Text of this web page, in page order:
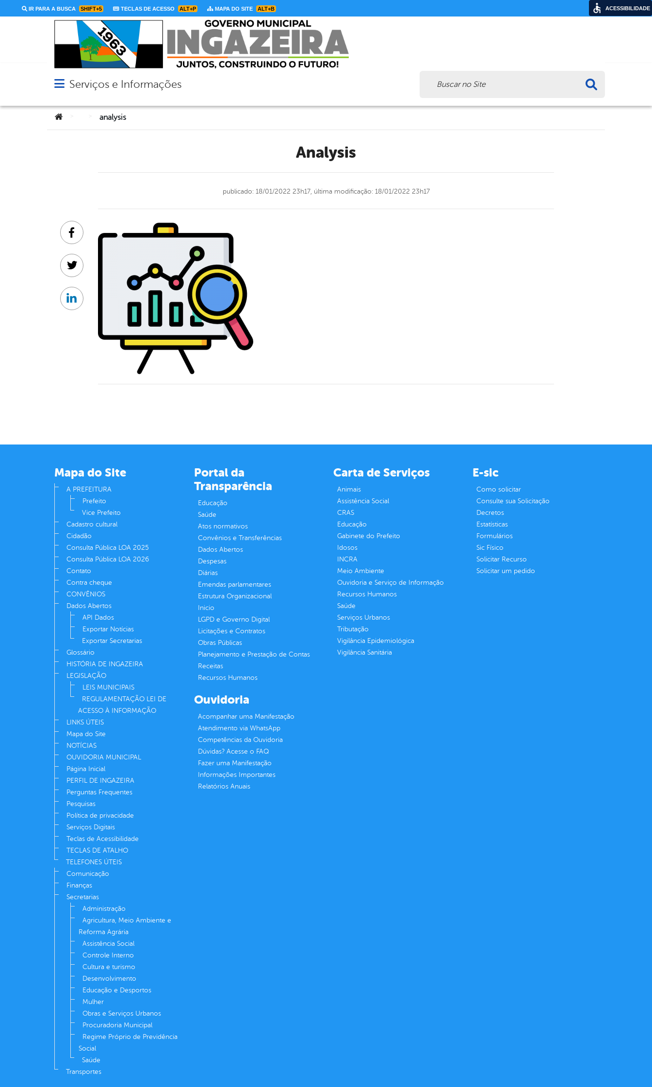
IR PARA A BUSCA SHIFT+5 TECLAS DE ACESSO ALT+P MAPA DO SITE ALT+B
Abrir menu principal de navegação
Serviços e Informações
Você está aqui:analysis
analysis
publicado: 18/01/2022 23h17, última modificação: 18/01/2022 23h17
Facebook
Twitter
Linkedin
Mapa do Site
A PREFEITURA
Prefeito
Vice Prefeito
Cadastro cultural
Cidadão
Consulta Pública LOA 2025
Consulta Pública LOA 2026
Contato
Contra cheque
CONVÊNIOS
Dados Abertos
API Dados
Exportar Notícias
Exportar Secretarias
Glossário
HISTÓRIA DE INGAZEIRA
LEGISLAÇÃO
LEIS MUNICIPAIS
REGULAMENTAÇÃO LEI DE
ACESSO À INFORMAÇÃO
LINKS ÚTEIS
Mapa do Site
NOTÍCIAS
OUVIDORIA MUNICIPAL
Página Inicial
PERFIL DE INGAZEIRA
Perguntas Frequentes
Pesquisas
Política de privacidade
Serviços Digitais
Teclas de Acessibilidade
TECLAS DE ATALHO
TELEFONES ÚTEIS
Comunicação
Finanças
Secretarias
Administração
Agricultura, Meio Ambiente e
Reforma Agrária
Assistência Social
Controle Interno
Cultura e turismo
Desenvolvimento
Educação e Desportos
Mulher
Obras e Serviços Urbanos
Procuradoria Municipal
Regime Próprio de Previdência
Social
Saúde
Transportes
Portal da
Transparência
Educação
Saúde
Atos normativos
Convênios e Transferências
Dados Abertos
Despesas
Diárias
Emendas parlamentares
Estrutura Organizacional
Inicio
LGPD e Governo Digital
Licitações e Contratos
Obras Públicas
Planejamento e Prestação de Contas
Receitas
Recursos Humanos
Carta de Serviços
Animais
Assistência Social
CRAS
Educação
Gabinete do Prefeito
Idosos
INCRA
Meio Ambiente
Ouvidoria e Serviço de Informação
Recursos Humanos
Saúde
Serviços Urbanos
Tributação
Vigilância Epidemiológica
Vigilância Sanitária
E-sic
Como solicitar
Consulte sua Solicitação
Decretos
Estatísticas
Formulários
Sic Físico
Solicitar Recurso
Solicitar um pedido
Ouvidoria
Acompanhar uma Manifestação
Atendimento via WhatsApp
Competências da Ouvidoria
Dúvidas? Acesse o FAQ
Fazer uma Manifestação
Informações Importantes
Relatórios Anuais
ACESSIBILIDADE